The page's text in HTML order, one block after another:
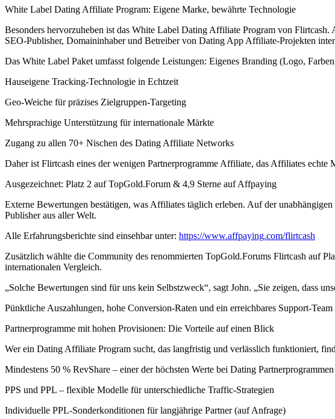
White Label Dating Affiliate Program: Eigene Marke, bewährte Technologie
Besonders hervorzuheben ist das White Label Dating Affiliate Program von
SEO-Publisher, Domaininhaber und Betreiber von Dating App Affiliate-Projekten
Das White Label Paket umfasst folgende Leistungen: Eigenes Branding (Logo,
Hauseigene Tracking-Technologie in Echtzeit
Geo-Weiche für präzises Zielgruppen-Targeting
Mehrsprachige Unterstützung für internationale Märkte
Zugang zu allen 70+ Nischen des Dating Affiliate Networks
Daher ist Flirtcash eines der wenigen Partnerprogramme Affiliate, das Affiliates
Ausgezeichnet: Platz 2 auf TopGold.Forum & 4,9 Sterne auf Affpaying
Externe Bewertungen bestätigen, was Affiliates täglich erleben. Auf der
Publisher aus aller Welt.
Alle Erfahrungsberichte sind einsehbar unter: https://www.affpaying.com/flirtcash
Zusätzlich wählte die Community des renommierten TopGold.Forums Flirtcash auf
internationalen Vergleich.
„Solche Bewertungen sind für uns kein Selbstzweck“, sagt John. „Sie zeigen, dass
Pünktliche Auszahlungen, hohe Conversion-Raten und ein erreichbares Support-
Partnerprogramme mit hohen Provisionen: Die Vorteile auf einen Blick
Wer ein Dating Affiliate Program sucht, das langfristig und verlässlich funktioniert,
Mindestens 50 % RevShare – einer der höchsten Werte bei Dating
PPS und PPL – flexible Modelle für unterschiedliche Traffic-Strategien
Individuelle PPL-Sonderkonditionen für langjährige Partner (auf Anfrage)